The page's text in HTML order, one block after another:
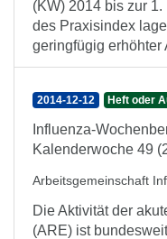
(KW) 2014 bis zur
des Praxisindex
geringfügig erhöhter
2014-12-12 Heft oder
Influenza-
Kalenderwoche 49
Arbeitsgemeinschaft
Die Aktivität der
(ARE) ist